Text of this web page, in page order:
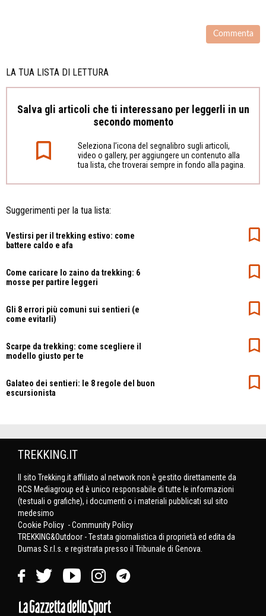
LA TUA LISTA DI LETTURA
Salva gli articoli che ti interessano per leggerli in un
secondo momento
Seleziona l’icona del segnalibro sugli articoli,
video o gallery, per aggiungere un contenuto alla
tua lista, che troverai sempre in fondo alla pagina.
Suggerimenti per la tua lista:
Vestirsi per il trekking estivo: come
battere caldo e afa
Come caricare lo zaino da trekking: 6
mosse per partire leggeri
Gli 8 errori più comuni sui sentieri (e
come evitarli)
Scarpe da trekking: come scegliere il
modello giusto per te
Galateo dei sentieri: le 8 regole del buon
escursionista
TREKKING.IT
Il sito Trekking.it affiliato al network non è gestito direttamente da
RCS Mediagroup ed è unico responsabile di tutte le informazioni
(testuali o grafiche), i documenti o i materiali pubblicati sul sito
medesimo
Cookie Policy -Community Policy
TREKKING&Outdoor - Testata giornalistica di proprietà ed edita da
Dumas S.r.l.s. e registrata presso il Tribunale di Genova.